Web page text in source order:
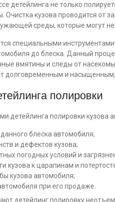
детейлинга не только
кузова проводится от
среды, которые могут
специальными
до блеска. Данный
вмятины и следы от
долговременным и
полировки
детейлинга полировки кузова
блеска автомобиля;
и дефектов кузова;
погодных условий и
кузова к царапинам и
кузова автомобиля;
при его продаже.
детейлинг полировку